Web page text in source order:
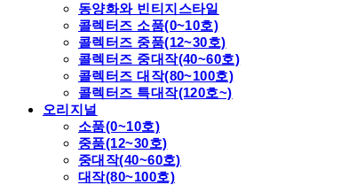
동양화와 빈티지스타일
콜렉터즈 소품(0~10호)
콜렉터즈 중품(12~30호)
콜렉터즈 중대작(40~60호)
콜렉터즈 대작(80~100호)
콜렉터즈 특대작(120호~)
오리지널
소품(0~10호)
중품(12~30호)
중대작(40~60호)
대작(80~100호)